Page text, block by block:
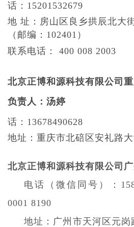
话：15201532679
地 址：房山区良乡拱辰北大
（邮编：102401）
联系电话： 400 008 2003
北京正博和源科技有限公司重
负责人：
话：13678490628
地址：重庆市北碚区安礼路
北京正博和源科技有限公司
电话
（微信同号）：
0001 8190
地址：广州市天河区元岗